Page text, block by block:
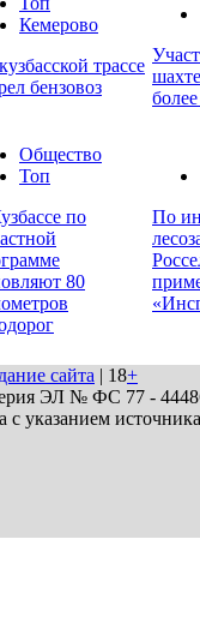
Кемерово
трассе
бензовоз
Общество
Топ
по
80
По
сайта | 18+
ЭЛ № ФС 77 - 44486
с указанием